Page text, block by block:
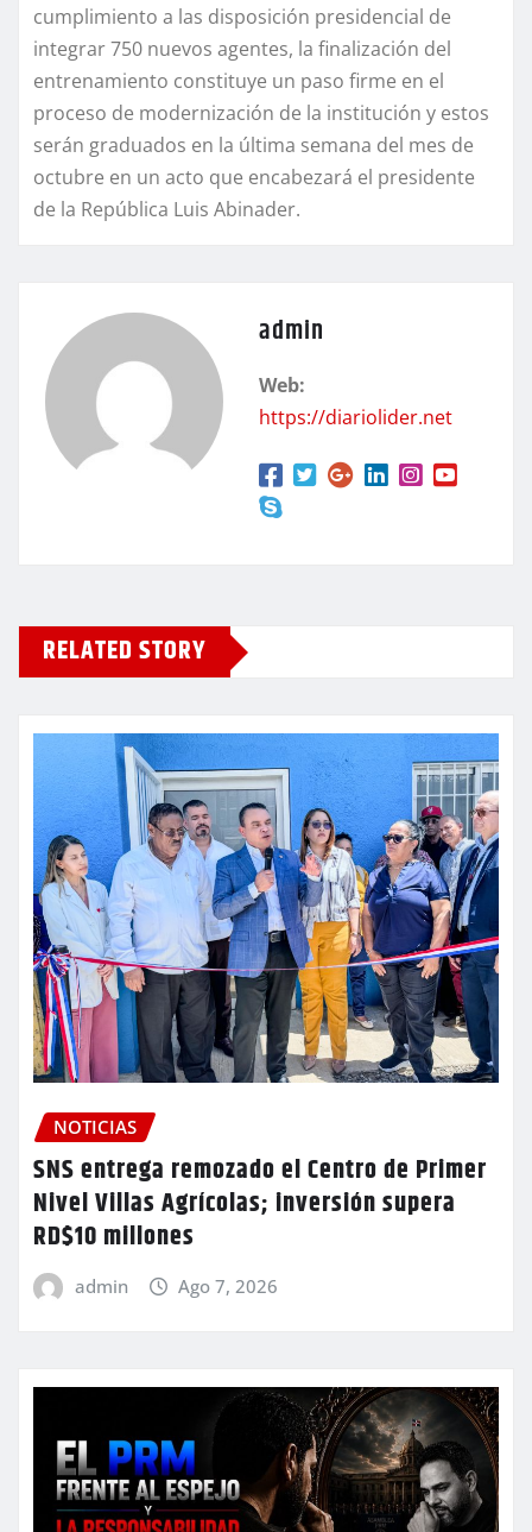
cumplimiento a las disposición presidencial de
integrar 750 nuevos agentes, la finalización del
entrenamiento constituye un paso firme en el
proceso de modernización de la institución y estos
serán graduados en la última semana del mes de
octubre en un acto que encabezará el presidente
de la República Luis Abinader.
admin
Web:
https://diariolider.net
RELATED STORY
NOTICIAS
SNS entrega remozado el Centro de Primer
Nivel Villas Agrícolas; inversión supera
RD$10 millones
admin Ago 7, 2026